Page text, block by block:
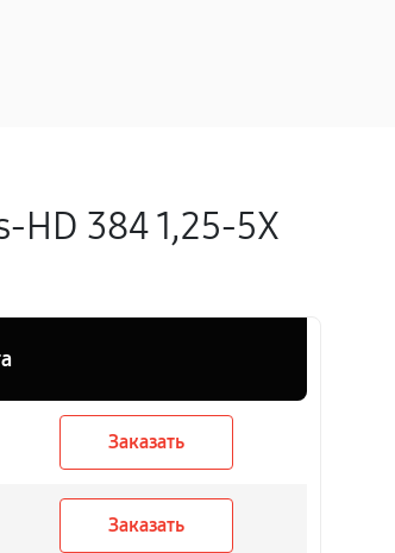
HD 384 1,25-5X
Заказать
Заказать